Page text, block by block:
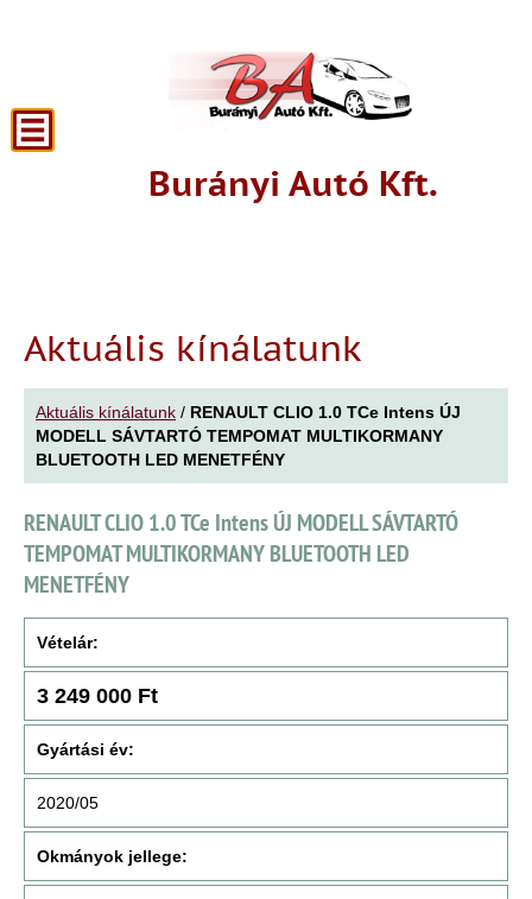
Burányi Autó Kft.
Aktuális kínálatunk
Aktuális kínálatunk / RENAULT CLIO 1.0 TCe Intens ÚJ
MODELL SÁVTARTÓ TEMPOMAT MULTIKORMANY
BLUETOOTH LED MENETFÉNY
RENAULT CLIO 1.0 TCe Intens ÚJ MODELL SÁVTARTÓ
TEMPOMAT MULTIKORMANY BLUETOOTH LED
MENETFÉNY
Vételár:
3 249 000 Ft
Gyártási év:
2020/05
Okmányok jellege: